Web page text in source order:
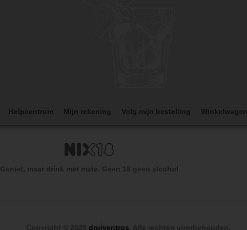
Helpcentrum Mijn rekening Volg mijn bestelling Winkelwagen
Geniet, maar drink met mate. Geen 18 geen alcohol
Copyright © 2025 druiventros. Alle rechten voorbehouden.